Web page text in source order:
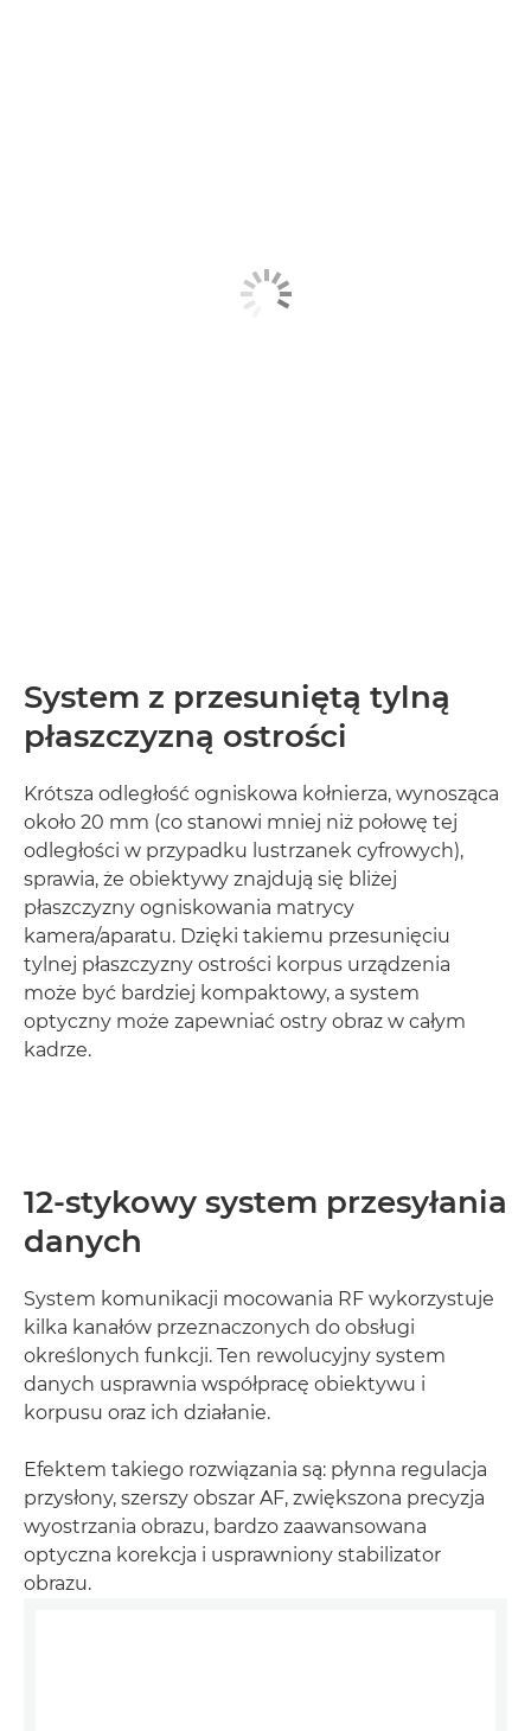
System z przesuniętą tylną
płaszczyzną ostrości
Krótsza odległość ogniskowa kołnierza, wynosząca
około 20 mm (co stanowi mniej niż połowę tej
odległości w przypadku lustrzanek cyfrowych),
sprawia, że obiektywy znajdują się bliżej
płaszczyzny ogniskowania matrycy
kamera/aparatu. Dzięki takiemu przesunięciu
tylnej płaszczyzny ostrości korpus urządzenia
może być bardziej kompaktowy, a system
optyczny może zapewniać ostry obraz w całym
kadrze.
12-stykowy system przesyłania
danych
System komunikacji mocowania RF wykorzystuje
kilka kanałów przeznaczonych do obsługi
określonych funkcji. Ten rewolucyjny system
danych usprawnia współpracę obiektywu i
korpusu oraz ich działanie.
Efektem takiego rozwiązania są: płynna regulacja
przysłony, szerszy obszar AF, zwiększona precyzja
wyostrzania obrazu, bardzo zaawansowana
optyczna korekcja i usprawniony stabilizator
obrazu.